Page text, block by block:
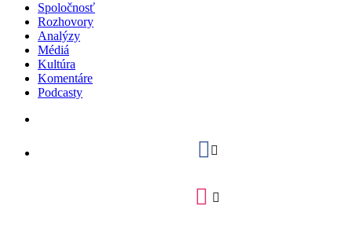
Spoločnosť
Rozhovory
Analýzy
Médiá
Kultúra
Komentáre
Podcasty